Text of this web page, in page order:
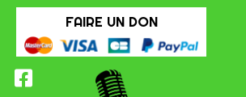
FAIRE UN DON